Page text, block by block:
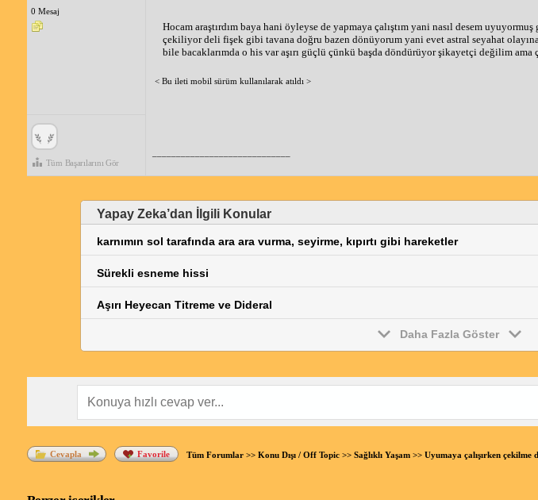
0 Mesaj
Tüm Başarılarını Gör
Hocam araştırdım baya hani öyleyse de yapmaya çalıştım yani nasıl desem
çekiliyor deli fişek gibi tavana doğru bazen dönüyorum yani evet astral seyahat
bile bacaklarımda o his var aşırı güçlü çünkü başda döndürüyor şikayetçi değilim
< Bu ileti mobil sürüm kullanılarak atıldı >
Yapay Zeka’dan İlgili Konular
karnımın sol tarafında ara ara vurma, seyirme, kıpırtı gibi hareketler
Sürekli esneme hissi
Aşırı Heyecan Titreme ve Dideral
Daha Fazla Göster
Cevapla Favorile Tüm Forumlar>> Konu Dışı / Off Topic>> Sağlıklı Yaşam>> Uyumaya çalışırken çekilme